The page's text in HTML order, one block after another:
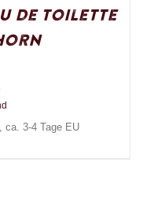
de Toilette
ca. 3-4 Tage EU